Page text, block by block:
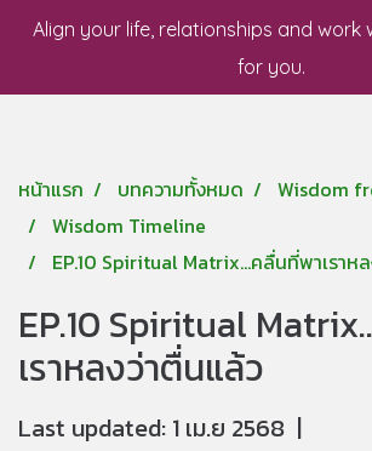
Align your life, relationships and work
for you.
หน้าแรก บทความทั้งหมด
Wisdom
Wisdom Timeline
EP.10 Spiritual Matrix...คลื่นที่พาเราห
EP.10 Spiritual
เราหลงว่าตื่นแล้ว
Last updated: 1 เม.ย 2568 |